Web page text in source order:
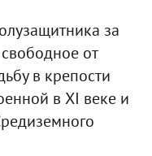
за
от
в крепости
в XI веке и